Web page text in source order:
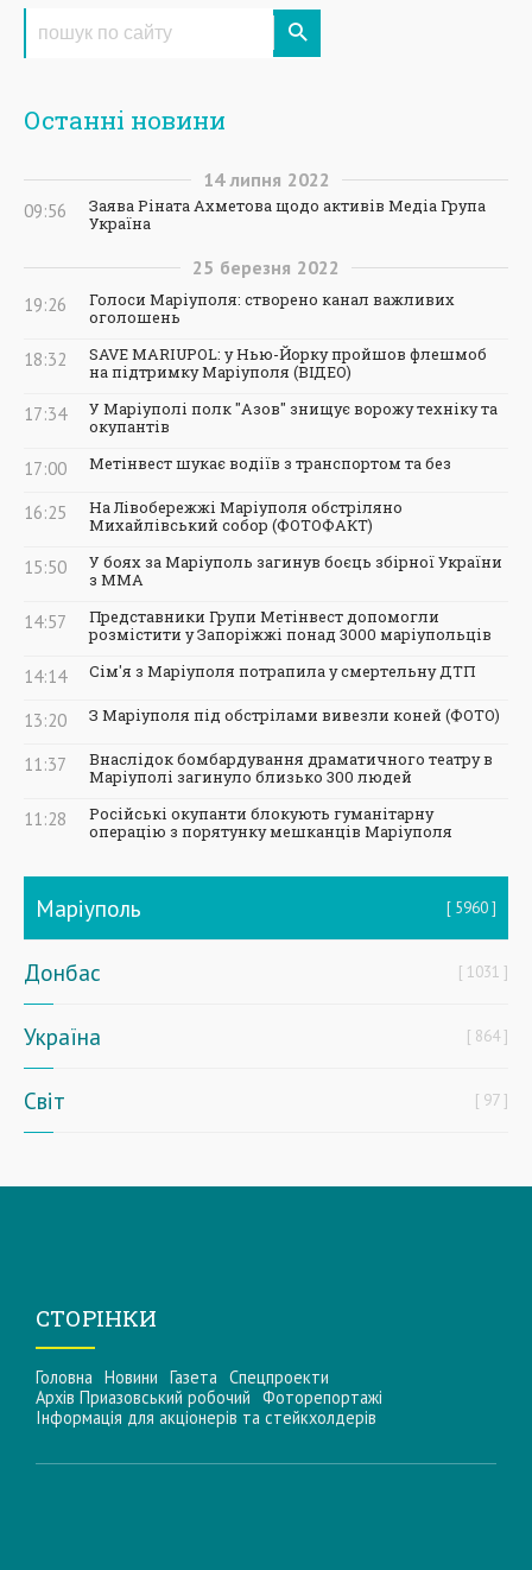
Останні новини
14 липня 2022
09:56
Заява Ріната Ахметова щодо активів Медіа Група
Україна
25 березня 2022
19:26
Голоси Маріуполя: створено канал важливих
оголошень
18:32
SAVE MARIUPOL: у Нью-Йорку пройшов флешмоб
на підтримку Маріуполя (ВІДЕО)
17:34
У Маріуполі полк "Азов" знищує ворожу техніку та
окупантів
17:00 Метінвест шукає водіїв з транспортом та без
16:25
На Лівобережжі Маріуполя обстріляно
Михайлівський собор (ФОТОФАКТ)
15:50
У боях за Маріуполь загинув боєць збірної України
з ММА
14:57
Представники Групи Метінвест допомогли
розмістити у Запоріжжі понад 3000 маріупольців
14:14 Сім'я з Маріуполя потрапила у смертельну ДТП
13:20 З Маріуполя під обстрілами вивезли коней (ФОТО)
11:37
Внаслідок бомбардування драматичного театру в
Маріуполі загинуло близько 300 людей
11:28
Російські окупанти блокують гуманітарну
операцію з порятунку мешканців Маріуполя
Маріуполь 5960
Донбас 1031
Україна 864
Світ 97
СТОРІНКИ
Головна Новини Газета Спецпроекти
Архів Приазовський робочий Фоторепортажі
Інформацiя для акцiонерiв та стейкхолдерiв